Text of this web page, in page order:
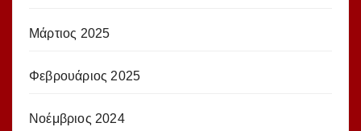
Μάρτιος 2025
Φεβρουάριος 2025
Νοέμβριος 2024